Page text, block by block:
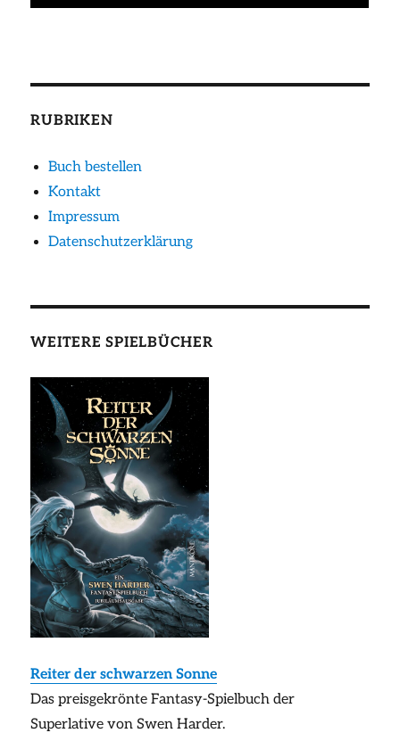
RUBRIKEN
Buch bestellen
Kontakt
Impressum
Datenschutzerklärung
WEITERE SPIELBÜCHER
Reiter der schwarzen Sonne
Das preisgekrönte Fantasy-Spielbuch der
Superlative von Swen Harder.